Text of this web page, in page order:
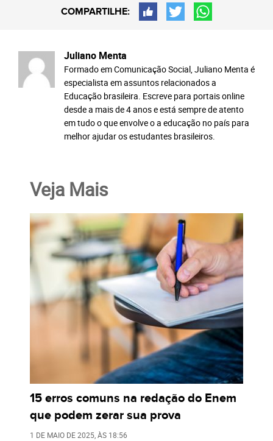
COMPARTILHE:
Juliano Menta
Formado em Comunicação Social, Juliano Menta é
especialista em assuntos relacionados a
Educação brasileira. Escreve para portais online
desde a mais de 4 anos e está sempre de atento
em tudo o que envolve o a educação no país para
melhor ajudar os estudantes brasileiros.
Veja Mais
15 erros comuns na redação do Enem
que podem zerar sua prova
1 DE MAIO DE 2025, ÀS 18:56